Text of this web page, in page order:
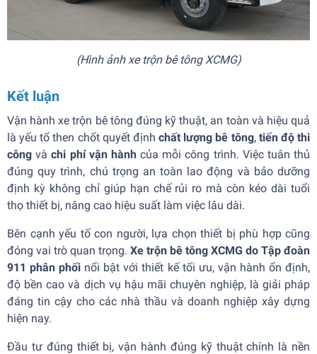
(Hình ảnh xe trộn bê tông XCMG)
Kết luận
Vận hành xe trộn bê tông đúng kỹ thuật, an toàn và hiệu quả
là yếu tố then chốt quyết địnhchất lượng bê tông, tiến độ thi
công vàchi phí vận hànhcủa mỗi công trình. Việc tuân thủ
đúng quy trình, chú trọng an toàn lao động và bảo dưỡng
định kỳ không chỉ giúp hạn chế rủi ro mà còn kéo dài tuổi
thọ thiết bị, nâng cao hiệu suất làm việc lâu dài.
Bên cạnh yếu tố con người, lựa chọn thiết bị phù hợp cũng
đóng vai trò quan trọng. Xe trộn bê tông XCMG do Tập đoàn
911 phân phối nổi bật với thiết kế tối ưu, vận hành ổn định,
độ bền cao và dịch vụ hậu mãi chuyên nghiệp, là giải pháp
đáng tin cậy cho các nhà thầu và doanh nghiệp xây dựng
hiện nay.
Đầu tư đúng thiết bị, vận hành đúng kỹ thuật chính là nền